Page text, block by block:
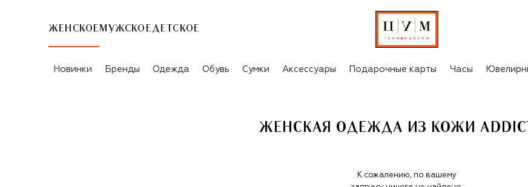
ЖЕНСКОЕ МУЖСКОЕ ДЕТСКОЕ
ЖЕНСКАЯ ОДЕЖДА ИЗ КОЖИ ADDICTED
Новинки Бренды Одежда Обувь Сумки Аксессуары Подарочные карты Часы
ЖЕНСКАЯ ОДЕЖДА ИЗ КОЖИ
К сожалению, по вашему